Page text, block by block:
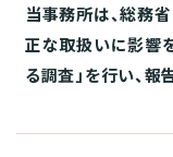
当事務所は、総務
正な取扱いに影響
る調査」を行い、報